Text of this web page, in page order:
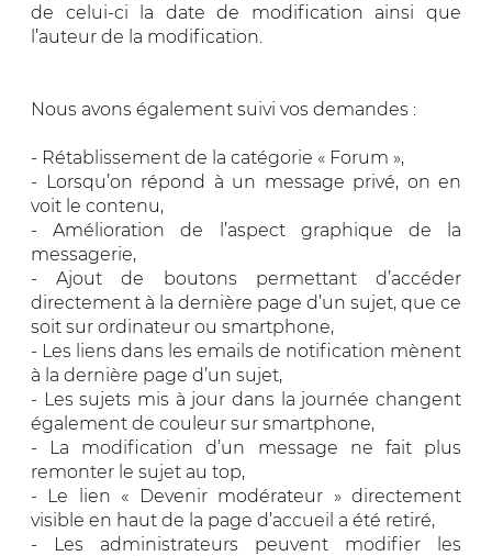
de celui-ci la date de modification ainsi que
l’auteur de la modification.
Nous avons également suivi vos demandes :
- Rétablissement de la catégorie « Forum »,
- Lorsqu’on répond à un message privé, on en
voit le contenu,
- Amélioration de l’aspect graphique de la
messagerie,
- Ajout de boutons permettant d’accéder
directement à la dernière page d’un sujet, que ce
soit sur ordinateur ou smartphone,
- Les liens dans les emails de notification mènent
à la dernière page d’un sujet,
- Les sujets mis à jour dans la journée changent
également de couleur sur smartphone,
- La modification d’un message ne fait plus
remonter le sujet au top,
- Le lien « Devenir modérateur » directement
visible en haut de la page d’accueil a été retiré,
- Les administrateurs peuvent modifier les